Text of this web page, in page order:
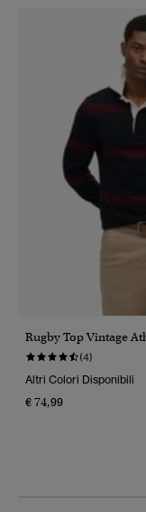
Rugby Top Vintage
(4)
Altri Colori Disponibili
€ 74,99